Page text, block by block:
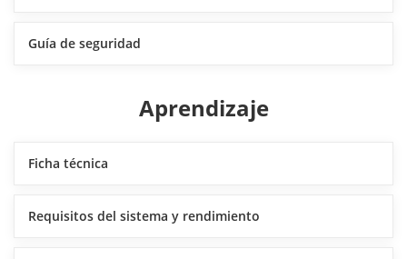
Guía de seguridad
Aprendizaje
Ficha técnica
Requisitos del sistema y rendimiento